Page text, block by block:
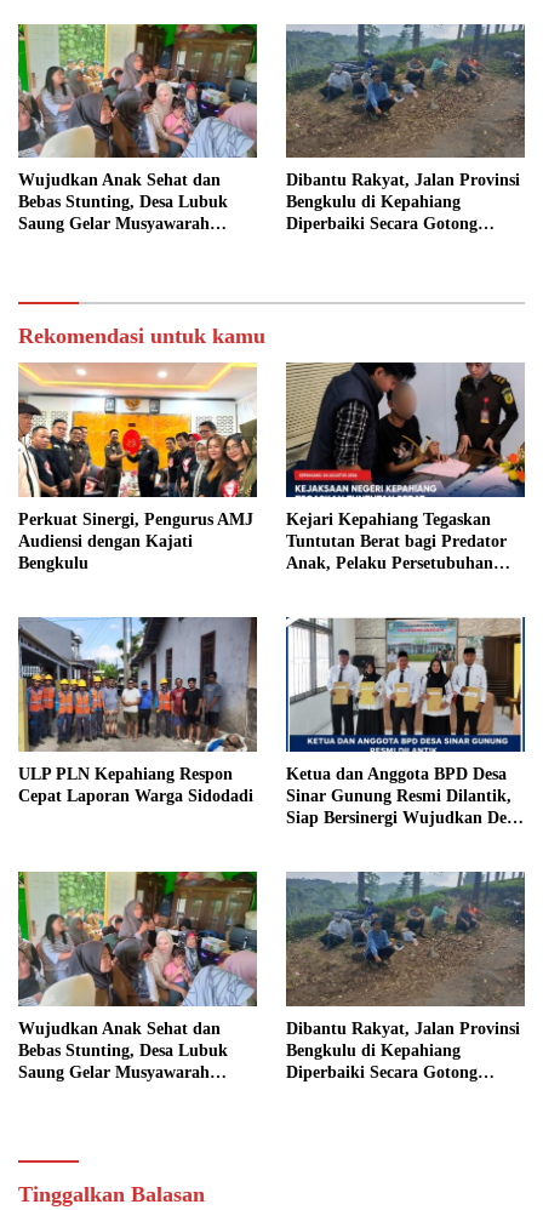
Wujudkan Anak Sehat dan
Bebas Stunting, Desa Lubuk
Saung Gelar Musyawarah
Dibantu Rakyat, Jalan Provinsi
Bengkulu di Kepahiang
Diperbaiki Secara Gotong
Rekomendasi untuk kamu
Perkuat Sinergi, Pengurus AMJ
Audiensi dengan Kajati
Bengkulu
Kejari Kepahiang Tegaskan
Tuntutan Berat bagi Predator
Anak, Pelaku Persetubuhan
Penjara
ULP PLN Kepahiang Respon
Cepat Laporan Warga Sidodadi
Ketua dan Anggota BPD Desa
Sinar Gunung Resmi Dilantik,
Siap Bersinergi Wujudkan Desa
Wujudkan Anak Sehat dan
Bebas Stunting, Desa Lubuk
Saung Gelar Musyawarah
Dibantu Rakyat, Jalan Provinsi
Bengkulu di Kepahiang
Diperbaiki Secara Gotong
Tinggalkan Balasan